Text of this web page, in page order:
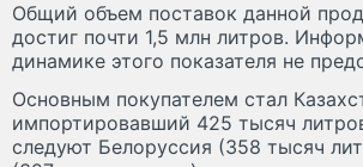
Общий объем поставок данной
достиг почти 1,5 млн литров.
динамике этого показателя не
Основным покупателем стал
импортировавший 425 тысяч
следуют Белоруссия (358 тысяч